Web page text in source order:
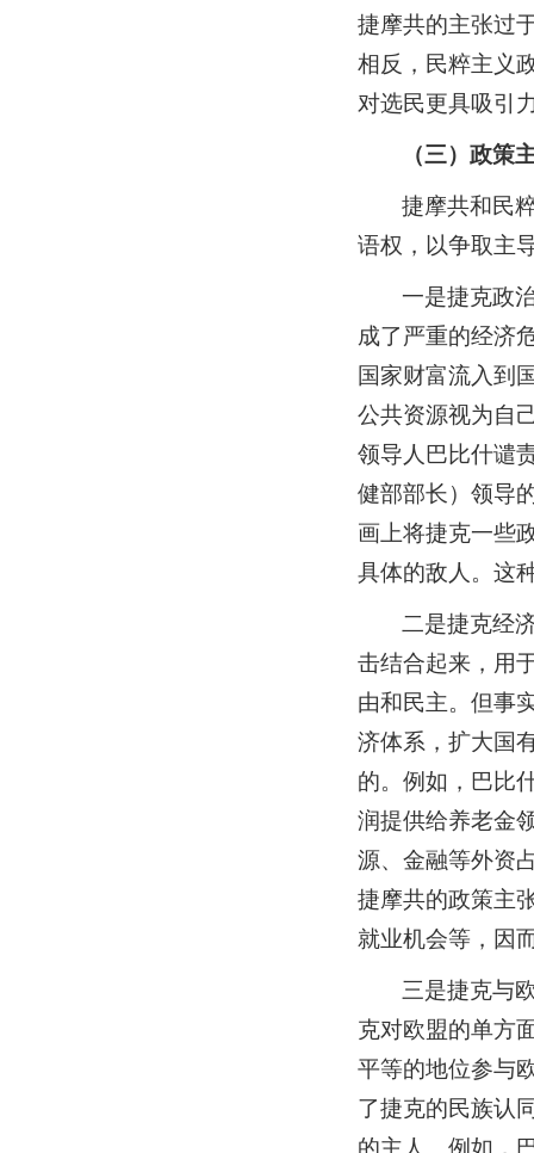
捷摩共的主张过
相反，民粹主义
对选民更具吸引
（三）政策
捷摩共和民
语权，以争取主
一是捷克政
成了严重的经济
国家财富流入到
公共资源视为自
领导人巴比什谴
健部部长）领导
画上将捷克一些
具体的敌人。这
二是捷克经
击结合起来，用
由和民主。但事
济体系，扩大国
的。例如，巴比
润提供给养老金
源、金融等外资
捷摩共的政策主
就业机会等，因
三是捷克与
克对欧盟的单方
平等的地位参与
了捷克的民族认